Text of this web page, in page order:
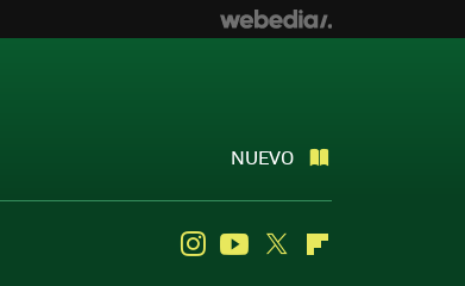
NUEVO
InstagramYoutube
Twitter